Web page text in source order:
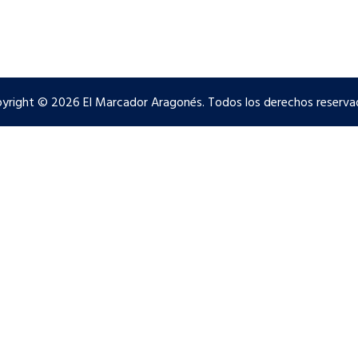
© 2026 El Marcador Aragonés. Todos los derechos